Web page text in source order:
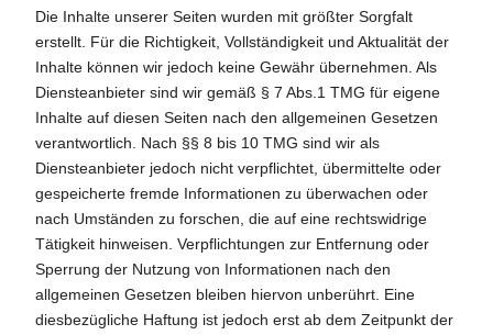
Die Inhalte unserer Seiten wurden mit größter Sorgfalt
erstellt. Für die Richtigkeit, Vollständigkeit und Aktualität der
Inhalte können wir jedoch keine Gewähr übernehmen. Als
Diensteanbieter sind wir gemäß § 7 Abs.1 TMG für eigene
Inhalte auf diesen Seiten nach den allgemeinen Gesetzen
verantwortlich. Nach §§ 8 bis 10 TMG sind wir als
Diensteanbieter jedoch nicht verpflichtet, übermittelte oder
gespeicherte fremde Informationen zu überwachen oder
nach Umständen zu forschen, die auf eine rechtswidrige
Tätigkeit hinweisen. Verpflichtungen zur Entfernung oder
Sperrung der Nutzung von Informationen nach den
allgemeinen Gesetzen bleiben hiervon unberührt. Eine
diesbezügliche Haftung ist jedoch erst ab dem Zeitpunkt der